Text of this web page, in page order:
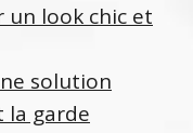
un look chic et
solution
la garde